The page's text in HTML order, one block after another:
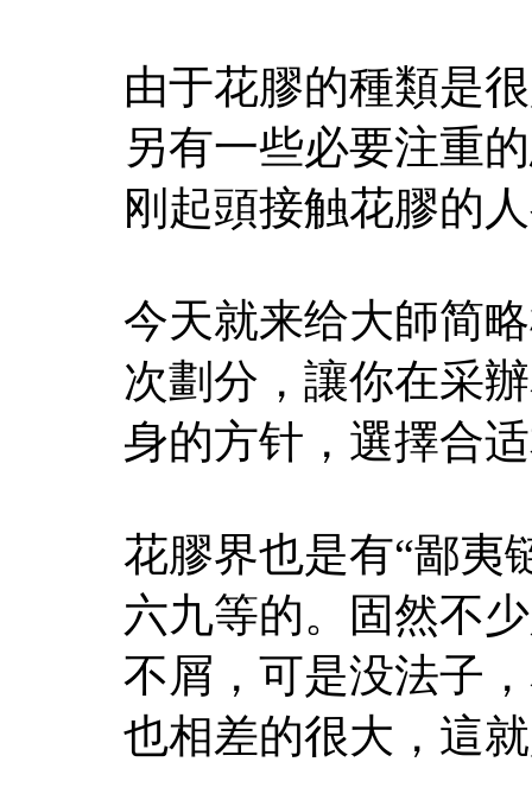
由于花膠的種類是
另有一些必要注重
刚起頭接触花膠的
今天就来给大師简
次劃分，讓你在采
身的方针，選擇合
花膠界也是有“鄙夷
六九等的。固然不
不屑，可是没法子
也相差的很大，這